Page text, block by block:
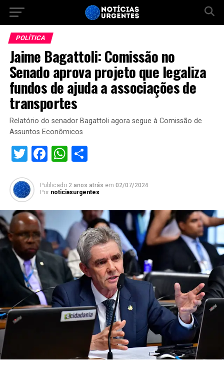
POLÍTICA
Jaime Bagattoli: Comissão no
Senado aprova projeto que legaliza
fundos de ajuda a associações de
transportes
Relatório do senador Bagattoli agora segue à Comissão de
Assuntos Econômicos
Twitter
Facebook
WhatsApp
Share
Publicado 2 anos atrás em 02/07/2024
Por noticiasurgentes